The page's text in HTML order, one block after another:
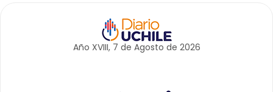
Año XVIII, 7 de Agosto de 2026